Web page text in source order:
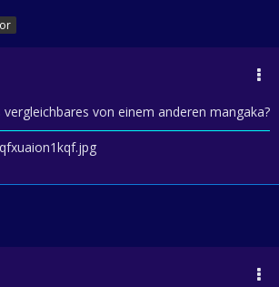
von einem anderen mangaka?